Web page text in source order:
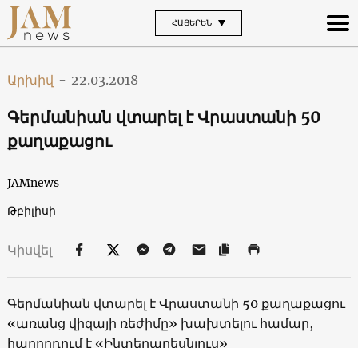
ՀԱՅԵՐԵՆ
Արխիվ - 22.03.2018
Գերմանիան վտարել է Վրաստանի 50
քաղաքացու
JAMnews
Թբիլիսի
Կիսվել
Գերմանիան վտարել է Վրաստանի 50 քաղաքացու
«առանց վիզայի ռեժիմը» խախտելու համար,
հաղորդում է «Ինտերպրեսնյուս»